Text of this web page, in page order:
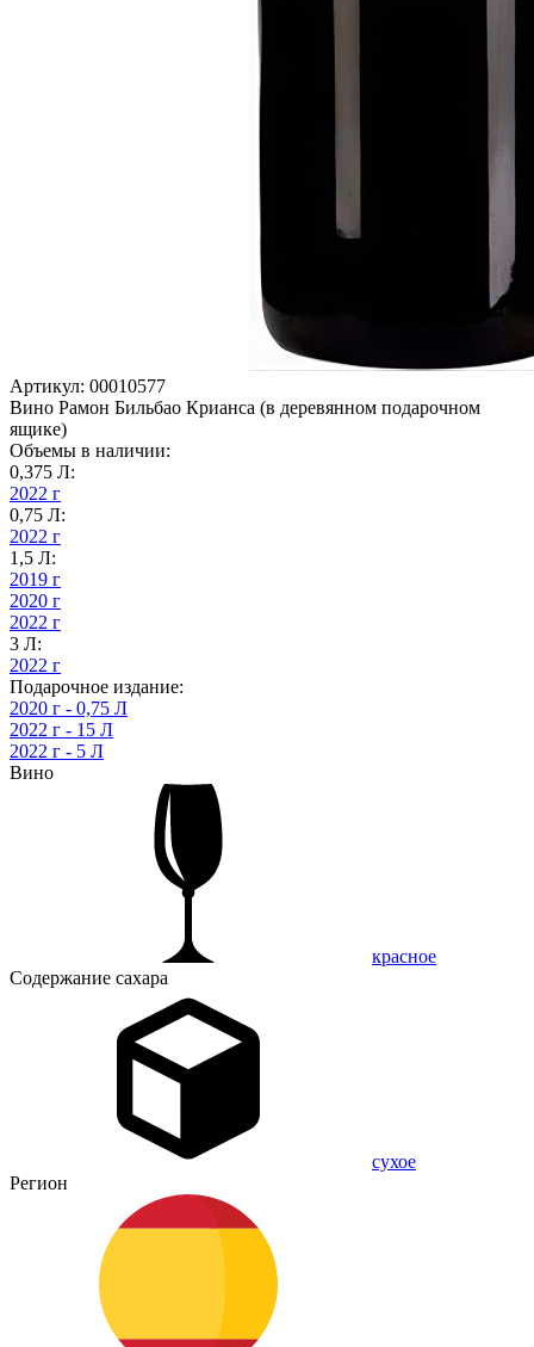
Артикул: 00010577
Вино Рамон Бильбао Крианса (в деревянном подарочном
ящике)
Объемы в наличии:
0,375 Л:
2022 г
0,75 Л:
2022 г
1,5 Л:
2019 г
2020 г
2022 г
3 Л:
2022 г
Подарочное издание:
2020 г - 0,75 Л
2022 г - 15 Л
2022 г - 5 Л
Вино
красное
Содержание сахара
сухое
Регион